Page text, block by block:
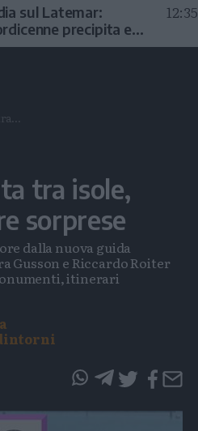
sul Latemar:
precipita e
12:35
tra isole,
sorprese
dalla nuova guida
Gusson e Riccardo Roiter
itinerari
articolo